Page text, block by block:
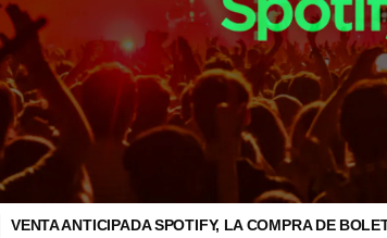
VENTA ANTICIPADA SPOTIFY, LA COMPRA DE